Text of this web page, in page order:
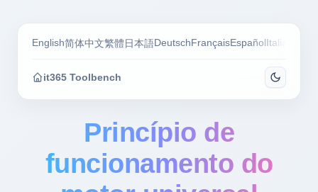
English简体中文繁體 日本語Deutsch FrançaisEspañol Italiano
it365 Toolbench
Princípio de
funcionamento do